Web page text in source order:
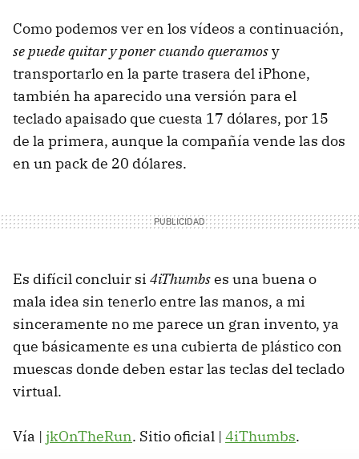
Como podemos ver en los vídeos a continuación,
se puede quitar y poner cuando queramosy
transportarlo en la parte trasera del iPhone,
también ha aparecido una versión para el
teclado apaisado que cuesta 17 dólares, por 15
de la primera, aunque la compañía vende las dos
en un pack de 20 dólares.
Es difícil concluir si 4iThumbses una buena o
mala idea sin tenerlo entre las manos, a mi
sinceramente no me parece un gran invento, ya
que básicamente es una cubierta de plástico con
muescas donde deben estar las teclas del teclado
virtual.
Vía | jkOnTheRun. Sitio oficial | 4iThumbs.